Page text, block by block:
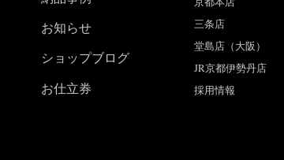
お知らせ
ショップブログ
お仕立券
三条店
堂島店（大阪）
JR京都伊勢丹店
採用情報